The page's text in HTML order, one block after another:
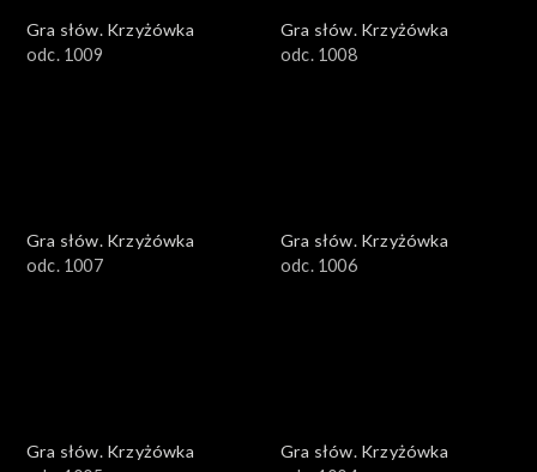
Gra słów. Krzyżówka
odc. 1009
Gra słów. Krzyżówka
odc. 1008
Gra słów. Krzyżówka
odc. 1007
Gra słów. Krzyżówka
odc. 1006
Gra słów. Krzyżówka
Gra słów. Krzyżówka